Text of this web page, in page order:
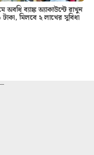
অবধি ব্যাঙ্ক অ্যাকাউন্টে রাখুন
মিলবে ২ লাখের সুবিধা